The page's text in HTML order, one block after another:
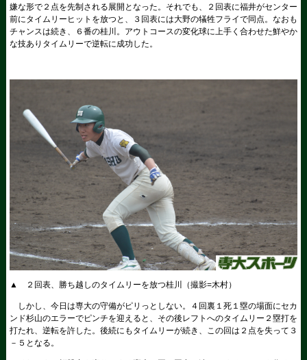
嫌な形で２点を先制される展開となった。それでも、２回表に福井がセンター
前にタイムリーヒットを放つと、３回表には大野の犠牲フライで同点。なおも
チャンスは続き、６番の桂川。アウトコースの変化球に上手く合わせた鮮やか
な技ありタイムリーで逆転に成功した。
▲ ２回表、勝ち越しのタイムリーを放つ桂川（撮影=木村）
しかし、今日は専大の守備がピリっとしない。４回裏１死１塁の場面にセカ
ンド杉山のエラーでピンチを迎えると、その後レフトへのタイムリー２塁打を
打たれ、逆転を許した。後続にもタイムリーが続き、この回は２点を失って３
－５となる。